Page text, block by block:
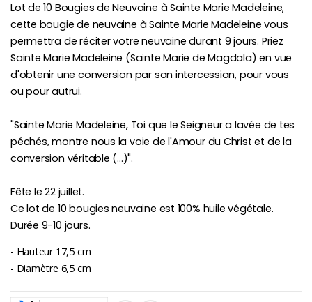
Huile d'Onction
€9.90
€4.90
€5.00
€23.00
Lot de 10 Bougies de Neuvaine à Sainte Marie Madeleine,
cette bougie de neuvaine à Sainte Marie Madeleine vous
permettra de réciter votre neuvaine durant 9 jours. Priez
Sainte Marie Madeleine (Sainte Marie de Magdala) en vue
d'obtenir une conversion par son intercession, pour vous
ou pour autrui.
"Sainte Marie Madeleine, Toi que le Seigneur a lavée de tes
péchés, montre nous la voie de l'Amour du Christ et de la
conversion véritable (...)".
Fête le 22 juillet.
Ce lot de 10 bougies neuvaine est 100% huile végétale.
Durée 9-10 jours.
- Hauteur 17,5 cm
- Diamètre 6,5 cm